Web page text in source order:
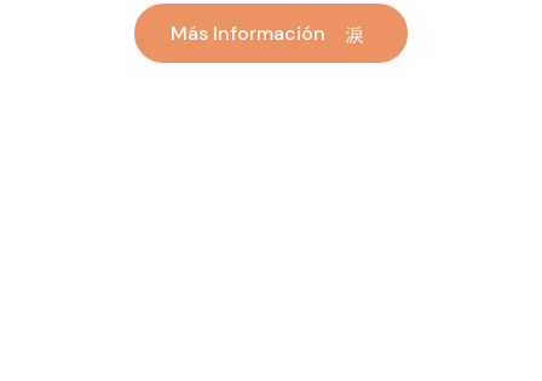
Más Información